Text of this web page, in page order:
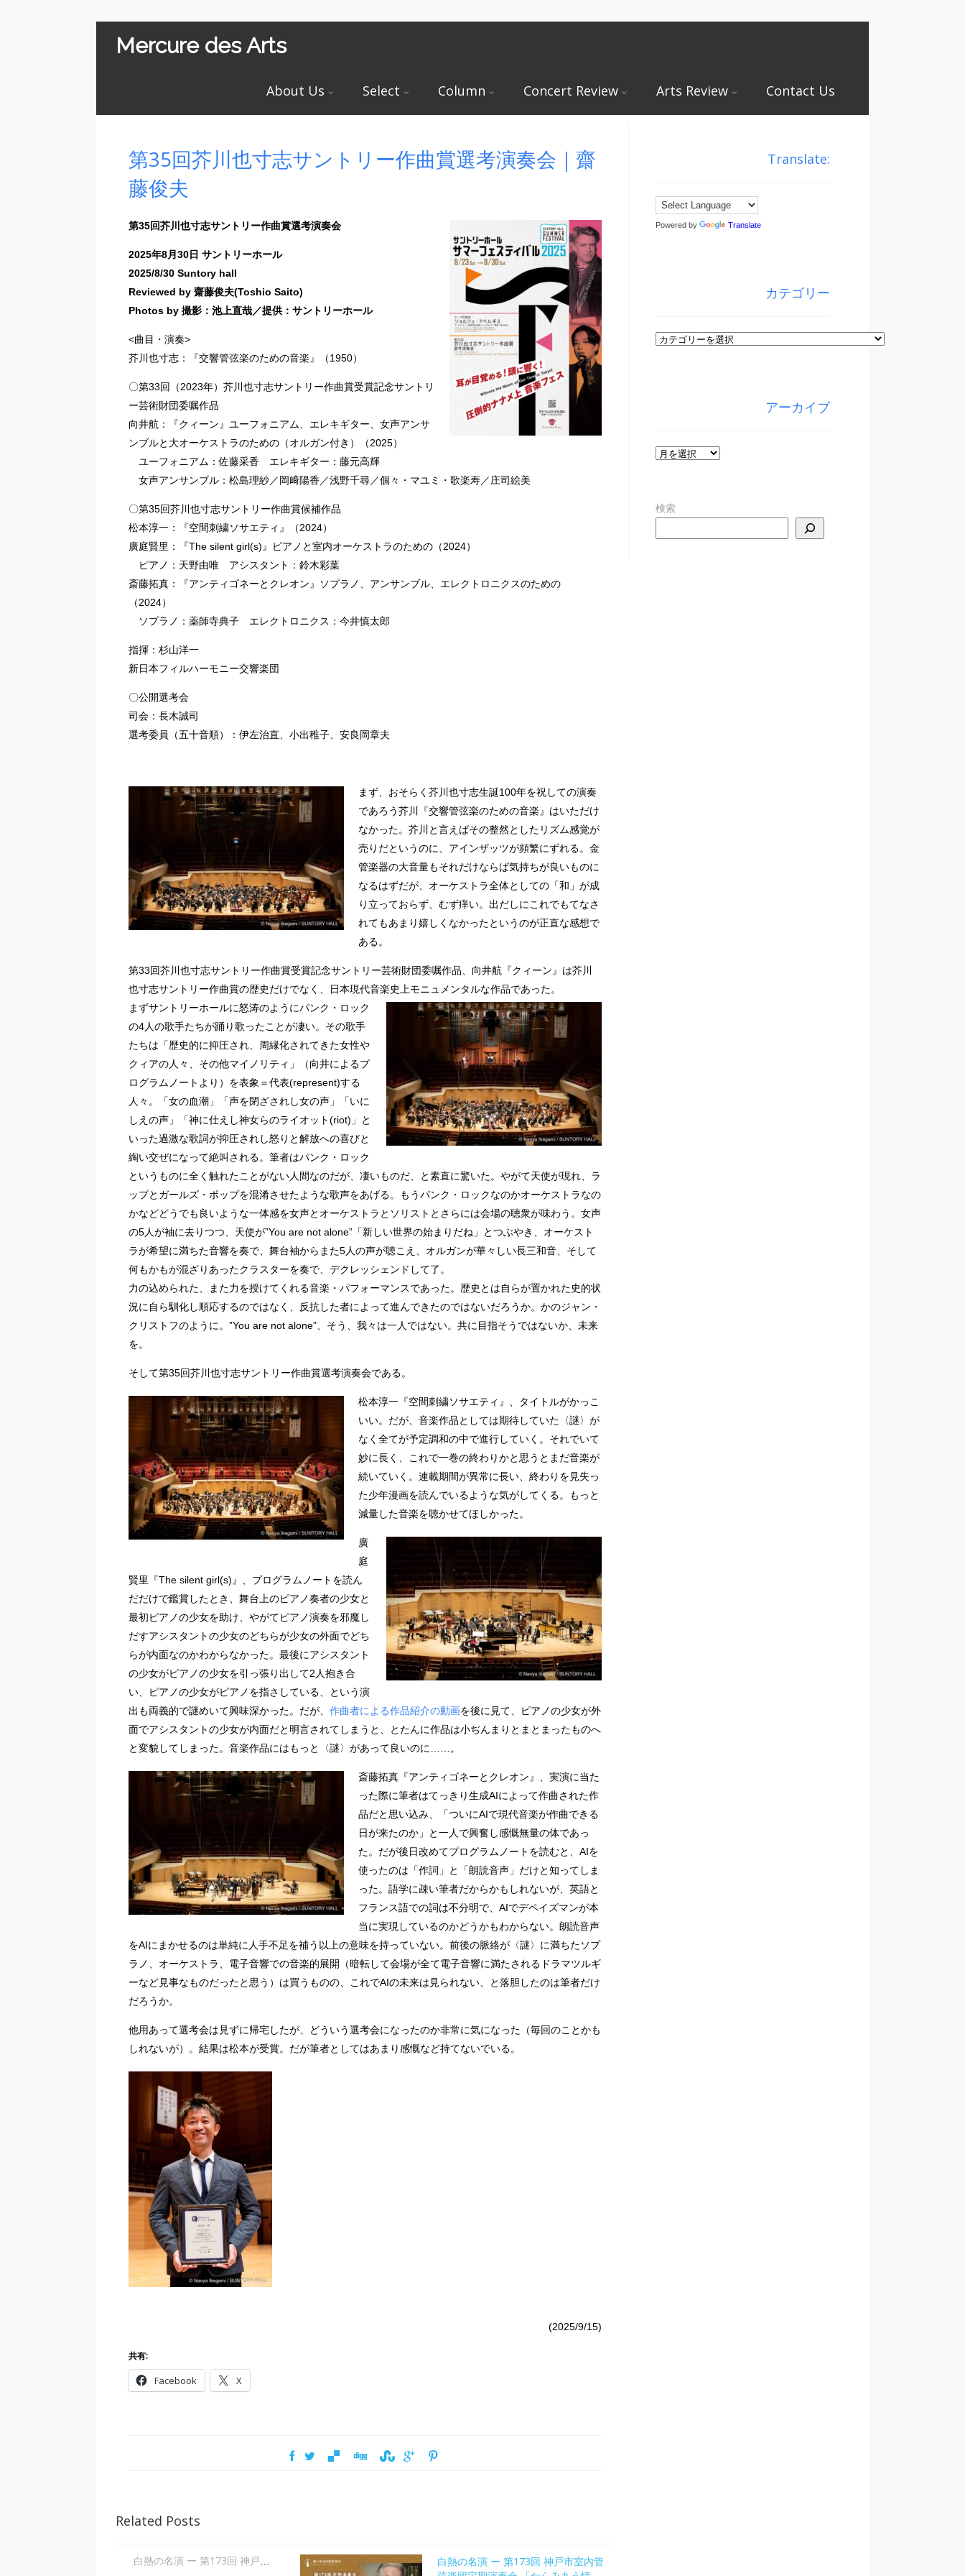
Mercure des Arts
About Us Select Column Concert Review Arts Review Contact Us
第35回芥川也寸志サントリー作曲賞選考演奏会｜齋
藤俊夫
第35回芥川也寸志サントリー作曲賞選考演奏会
2025年8月30日 サントリーホール
2025/8/30 Suntory hall
Reviewed by 齋藤俊夫(Toshio Saito)
Photos by 撮影：池上直哉／提供：サントリーホール
<曲目・演奏>
芥川也寸志：『交響管弦楽のための音楽』（1950）
〇第33回（2023年）芥川也寸志サントリー作曲賞受賞記念サントリ
ー芸術財団委嘱作品
向井航：『クィーン』ユーフォニアム、エレキギター、女声アンサ
ンブルと大オーケストラのための（オルガン付き）（2025）
ユーフォニアム：佐藤采香 エレキギター：藤元高輝
女声アンサンブル：松島理紗／岡﨑陽香／浅野千尋／個々・マユミ・歌楽寿／庄司絵美
〇第35回芥川也寸志サントリー作曲賞候補作品
松本淳一：『空間刺繍ソサエティ』（2024）
廣庭賢里：『The silent girl(s)』ピアノと室内オーケストラのための（2024）
ピアノ：天野由唯 アシスタント：鈴木彩葉
斎藤拓真：『アンティゴネーとクレオン』ソプラノ、アンサンブル、エレクトロニクスのための
（2024）
ソプラノ：薬師寺典子 エレクトロニクス：今井慎太郎
指揮：杉山洋一
新日本フィルハーモニー交響楽団
〇公開選考会
司会：長木誠司
選考委員（五十音順）：伊左治直、小出稚子、安良岡章夫
まず、おそらく芥川也寸志生誕100年を祝しての演奏
であろう芥川『交響管弦楽のための音楽』はいただけ
なかった。芥川と言えばその整然としたリズム感覚が
売りだというのに、アインザッツが頻繁にずれる。金
管楽器の大音量もそれだけならば気持ちが良いものに
なるはずだが、オーケストラ全体としての「和」が成
り立っておらず、むず痒い。出だしにこれでもてなさ
れてもあまり嬉しくなかったというのが正直な感想で
ある。
第33回芥川也寸志サントリー作曲賞受賞記念サントリー芸術財団委嘱作品、向井航『クィーン』は芥川
也寸志サントリー作曲賞の歴史だけでなく、日本現代音楽史上モニュメンタルな作品であった。
まずサントリーホールに怒涛のようにパンク・ロック
の4人の歌手たちが踊り歌ったことが凄い。その歌手
たちは「歴史的に抑圧され、周縁化されてきた女性や
クィアの人々、その他マイノリティ」（向井によるプ
ログラムノートより）を表象＝代表(represent)する
人々。「女の血潮」「声を閉ざされし女の声」「いに
しえの声」「神に仕えし神女らのライオット(riot)」と
いった過激な歌詞が抑圧されし怒りと解放への喜びと
綯い交ぜになって絶叫される。筆者はパンク・ロック
というものに全く触れたことがない人間なのだが、凄いものだ、と素直に驚いた。やがて天使が現れ、ラ
ップとガールズ・ポップを混淆させたような歌声をあげる。もうパンク・ロックなのかオーケストラなの
かなどどうでも良いような一体感を女声とオーケストラとソリストとさらには会場の聴衆が味わう。女声
の5人が袖に去りつつ、天使が”You are not alone”「新しい世界の始まりだね」とつぶやき、オーケスト
ラが希望に満ちた音響を奏で、舞台袖からまた5人の声が聴こえ、オルガンが華々しい長三和音、そして
何もかもが混ざりあったクラスターを奏で、デクレッシェンドして了。
力の込められた、また力を授けてくれる音楽・パフォーマンスであった。歴史とは自らが置かれた史的状
況に自ら馴化し順応するのではなく、反抗した者によって進んできたのではないだろうか。かのジャン・
クリストフのように。”You are not alone”、そう、我々は一人ではない。共に目指そうではないか、未来
を。
そして第35回芥川也寸志サントリー作曲賞選考演奏会である。
松本淳一『空間刺繍ソサエティ』、タイトルがかっこ
いい。だが、音楽作品としては期待していた〈謎〉が
なく全てが予定調和の中で進行していく。それでいて
妙に長く、これで一巻の終わりかと思うとまだ音楽が
続いていく。連載期間が異常に長い、終わりを見失っ
た少年漫画を読んでいるような気がしてくる。もっと
減量した音楽を聴かせてほしかった。
廣
庭
賢里『The silent girl(s)』、プログラムノートを読ん
だだけで鑑賞したとき、舞台上のピアノ奏者の少女と
最初ピアノの少女を助け、やがてピアノ演奏を邪魔し
だすアシスタントの少女のどちらが少女の外面でどち
らが内面なのかわからなかった。最後にアシスタント
の少女がピアノの少女を引っ張り出して2人抱き合
い、ピアノの少女がピアノを指さしている、という演
出も両義的で謎めいて興味深かった。だが、 作曲者による作品紹介の動画を後に見て、ピアノの少女が外
面でアシスタントの少女が内面だと明言されてしまうと、とたんに作品は小ぢんまりとまとまったものへ
と変貌してしまった。音楽作品にはもっと〈謎〉があって良いのに……。
斎藤拓真『アンティゴネーとクレオン』、実演に当た
った際に筆者はてっきり生成AIによって作曲された作
品だと思い込み、「ついにAIで現代音楽が作曲できる
日が来たのか」と一人で興奮し感慨無量の体であっ
た。だが後日改めてプログラムノートを読むと、AIを
使ったのは「作詞」と「朗読音声」だけと知ってしま
った。語学に疎い筆者だからかもしれないが、英語と
フランス語での詞は不分明で、AIでデペイズマンが本
当に実現しているのかどうかもわからない。朗読音声
をAIにまかせるのは単純に人手不足を補う以上の意味を持っていない。前後の脈絡が〈謎〉に満ちたソプ
ラノ、オーケストラ、電子音響での音楽的展開（暗転して会場が全て電子音響に満たされるドラマツルギ
ーなど見事なものだったと思う）は買うものの、これでAIの未来は見られない、と落胆したのは筆者だけ
だろうか。
他用あって選考会は見ずに帰宅したが、どういう選考会になったのか非常に気になった（毎回のことかも
しれないが）。結果は松本が受賞。だが筆者としてはあまり感慨など持てないでいる。
(2025/9/15)
共有:
Facebook X
Related Posts
白熱の名演 ー 第173回 神戸市室内管
Translate:
Powered by Translate
カテゴリー
カ
アーカイブ
ア
イ
検索